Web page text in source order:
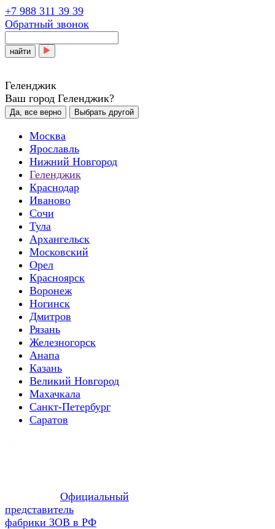
+7 988 311 39 39
Обратный звонок
найти
Геленджик
Ваш город Геленджик?
Да, все верно Выбрать другой
Москва
Ярославль
Нижний Новгород
Геленджик
Краснодар
Иваново
Сочи
Тула
Архангельск
Московский
Орел
Красноярск
Воронеж
Ногинск
Дмитров
Рязань
Железногорск
Анапа
Казань
Великий Новгород
Махачкала
Санкт-Петербург
Саратов
Официальный
представитель
фабрики ЗОВ в РФ